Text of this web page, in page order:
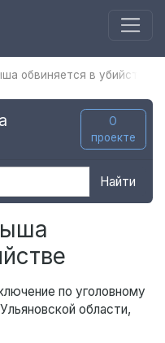
обвиняется в убийстве
О
проекте
Найти
по уголовному
области,